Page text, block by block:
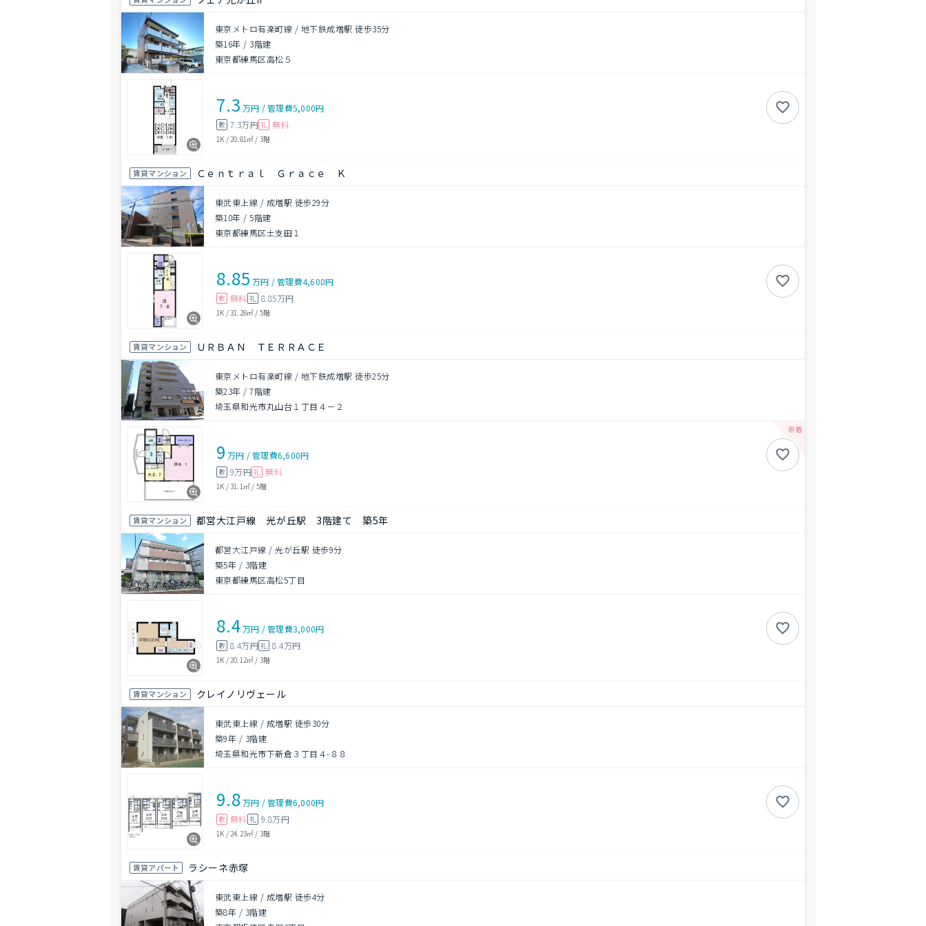
東京メトロ有楽町線 / 地下鉄成増駅 徒歩35分
築16年 / 3階建
東京都練馬区高松５
7.3 万円 /管理費5,000円
敷 7.3万円 礼 無料
1K / 20.81㎡ / 3階
賃貸マンション Ｃｅｎｔｒａｌ Ｇｒａｃｅ Ｋ
東武東上線 / 成増駅 徒歩29分
築10年 /5階建
東京都練馬区土支田１
8.85 万円 /管理費4,600円
敷 無料 礼 8.85万円
1K /31.28㎡ / 5階
賃貸マンション ＵＲＢＡＮ ＴＥＲＲＡＣＥ
東京メトロ有楽町線 / 地下鉄成増駅 徒歩25分
築23年 /7階建
埼玉県和光市丸山台１丁目４－２
9 万円 /管理費6,600円
敷 9万円 礼 無料
1K /31.1㎡ / 5階
賃貸マンション 都営大江戸線 光が丘駅 3階建て 築5年
都営大江戸線 / 光が丘駅 徒歩9分
築5年 / 3階建
東京都練馬区高松5丁目
8.4万円 /管理費3,000円
敷 8.4万円礼 8.4万円
1K / 20.12㎡ / 3階
賃貸マンション クレイノリヴェール
東武東上線 / 成増駅 徒歩30分
築9年 / 3階建
埼玉県和光市下新倉３丁目４-８８
9.8万円 /管理費6,000円
敷 無料 礼 9.8万円
1K / 24.23㎡ / 3階
賃貸アパート ラシーネ赤塚
東武東上線 / 成増駅 徒歩4分
築8年 / 3階建